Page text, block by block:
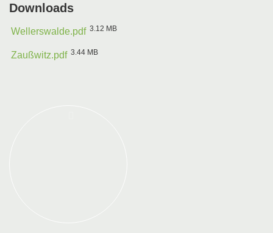
Downloads
Wellerswalde.pdf 3.12 MB
Zaußwitz.pdf 3.44 MB